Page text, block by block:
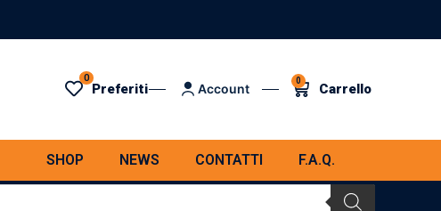
0
Preferiti Account
0 Carrello
SHOP NEWS CONTATTI F.A.Q.